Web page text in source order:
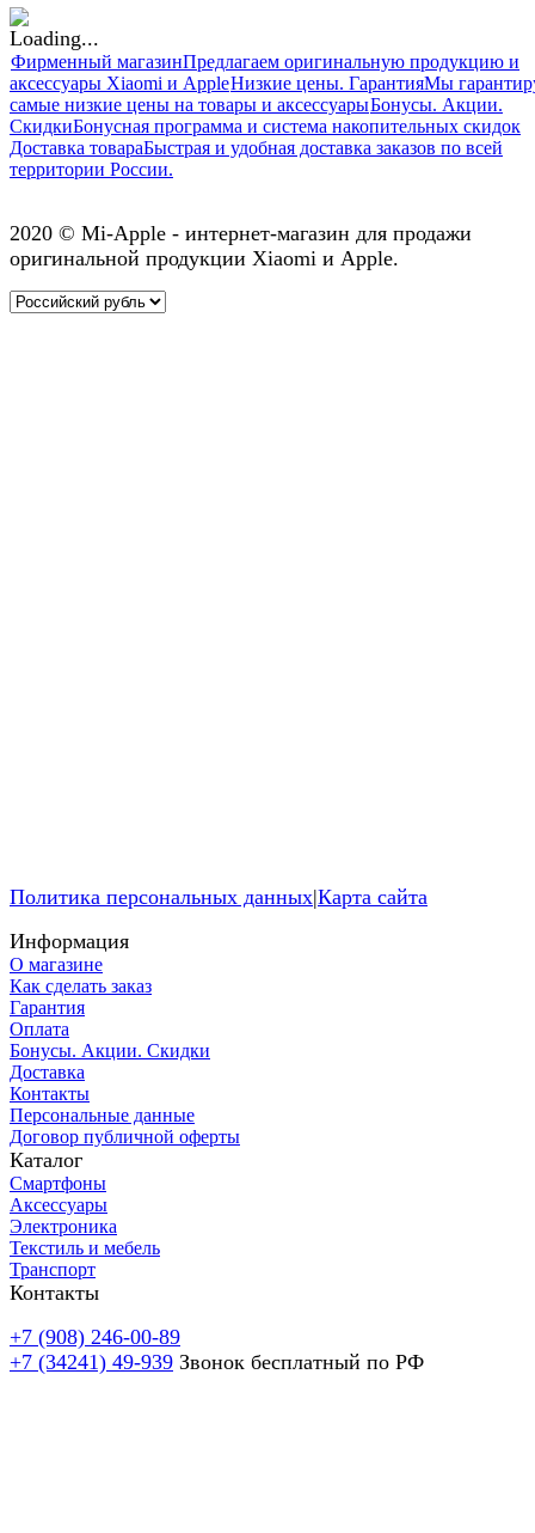
Фирменный магазинПредлагаем оригинальную продукцию и
аксессуары Xiaomi и AppleНизкие цены. ГарантияМы
самые низкие цены на товары и аксессуарыБонусы. Акции.
СкидкиБонусная программа и система накопительных скидок
Доставка товараБыстрая и удобная доставка заказов по всей
территории России.
2020 © Mi-Apple - интернет-магазин для продажи
оригинальной продукции Xiaomi и Apple.
Политика персональных данных|Карта сайта
Информация
О магазине
Как сделать заказ
Гарантия
Оплата
Бонусы. Акции. Скидки
Доставка
Контакты​
Персональные данные
Договор публичной оферты
Каталог
Смартфоны
Аксессуары
Электроника
Текстиль и мебель
Транспорт
Контакты
+7 (908) 246-00-89
+7 (34241) 49-939 Звонок бесплатный по РФ